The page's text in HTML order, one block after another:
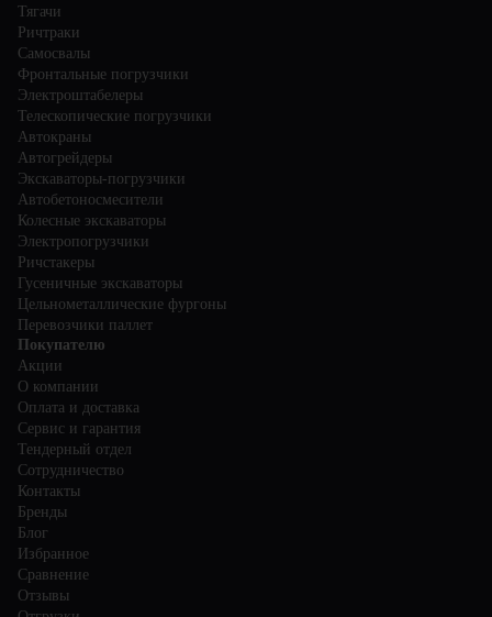
Тягачи
Ричтраки
Самосвалы
Фронтальные погрузчики
Электроштабелеры
Телескопические погрузчики
Автокраны
Автогрейдеры
Экскаваторы-погрузчики
Автобетоносмесители
Колесные экскаваторы
Электропогрузчики
Ричстакеры
Гусеничные экскаваторы
Цельнометаллические фургоны
Перевозчики паллет
Покупателю
Акции
О компании
Оплата и доставка
Сервис и гарантия
Тендерный отдел
Сотрудничество
Контакты
Бренды
Блог
Избранное
Сравнение
Отзывы